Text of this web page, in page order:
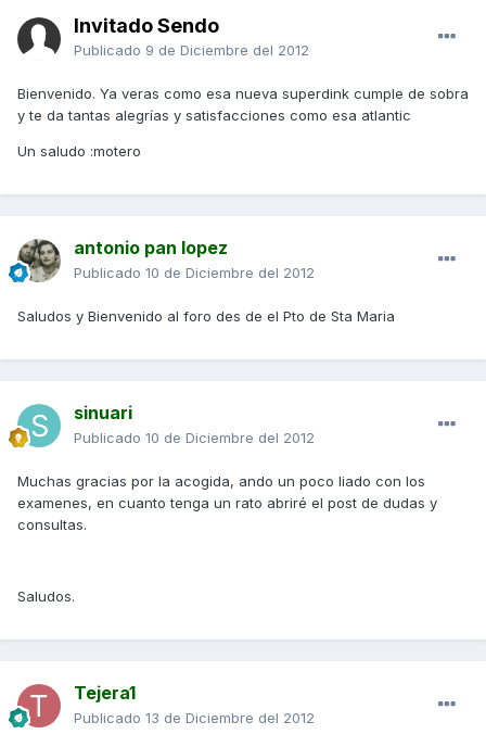
Invitado Sendo
Publicado 9 de Diciembre del 2012
Bienvenido. Ya veras como esa nueva superdink cumple de sobra
y te da tantas alegrías y satisfacciones como esa atlantic
Un saludo :motero
antonio pan lopez
Publicado 10 de Diciembre del 2012
Saludos y Bienvenido al foro des de el Pto de Sta Maria
sinuari
Publicado 10 de Diciembre del 2012
Muchas gracias por la acogida, ando un poco liado con los
examenes, en cuanto tenga un rato abriré el post de dudas y
consultas.
Saludos.
Tejera1
Publicado 13 de Diciembre del 2012